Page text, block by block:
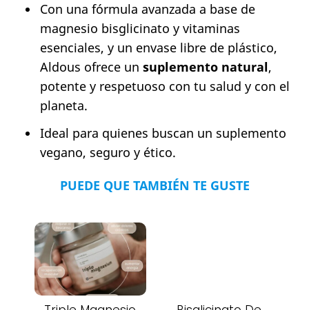
Con una fórmula avanzada a base de
magnesio bisglicinato y vitaminas
esenciales, y un envase libre de plástico,
Aldous ofrece un suplemento natural,
potente y respetuoso con tu salud y con el
planeta.
Ideal para quienes buscan un suplemento
vegano, seguro y ético.
PUEDE QUE TAMBIÉN TE GUSTE